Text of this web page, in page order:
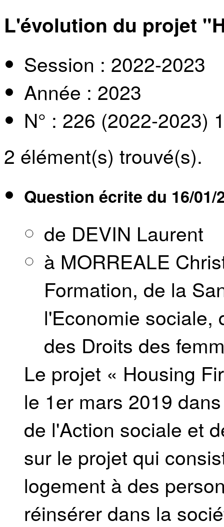
L'évolution du projet
Session : 2022-2023
Année : 2023
N° : 226 (2022-2023)
2 élément(s) trouvé(s).
Question écrite du 16/01/
de DEVIN Laurent
à MORREALE
Formation, de la
l'Economie sociale,
des Droits des
Le projet « Housing
le 1er mars 2019
de l'Action sociale et
sur le projet qui
logement à des
réinsérer dans la